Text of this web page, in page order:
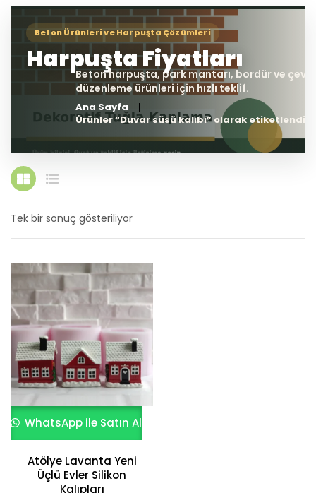
Ana Sayfa
Ürünler “Duvar süsü kalıbı” olarak etiketlendi
Tek bir sonuç gösteriliyor
WhatsApp ile Satın Al
Atölye Lavanta Yeni
Üçlü Evler Silikon
Kalıpları